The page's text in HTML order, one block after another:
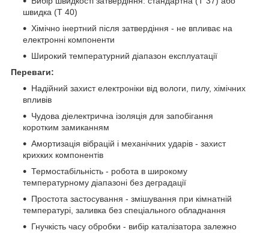
швидка (T 40)
Хімічно інертний після затвердіння - не впливає на
електронні компоненти
Широкий температурний діапазон експлуатації
Переваги:
Надійний захист електроніки від вологи, пилу, хімічних
впливів
Чудова діелектрична ізоляція для запобігання
коротким замиканням
Амортизація вібрацій і механічних ударів - захист
крихких компонентів
Термостабільність - робота в широкому
температурному діапазоні без деградації
Простота застосування - змішування при кімнатній
температурі, заливка без спеціального обладнання
Гнучкість часу обробки - вибір каталізатора залежно